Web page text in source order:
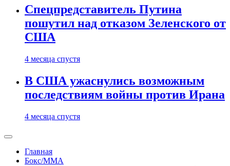
Спецпредставитель Путина
пошутил над отказом Зеленского от
США
4 месяца спустя
В США ужаснулись возможным
последствиям войны против Ирана
4 месяца спустя
Главная
Бокс/MMA